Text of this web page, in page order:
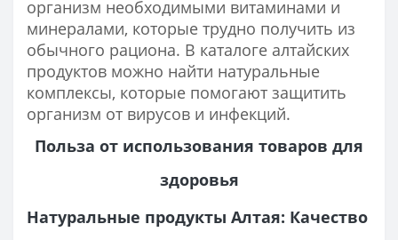
организм необходимыми витаминами и
минералами, которые трудно получить из
обычного рациона. В каталоге алтайских
продуктов можно найти натуральные
комплексы, которые помогают защитить
организм от вирусов и инфекций.
Польза от использования товаров для
здоровья
Натуральные продукты Алтая: Качество